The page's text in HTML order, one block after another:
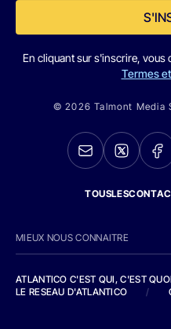
En cliquant sur s'inscrire, vous
Termes
© 2026 Talmont Media
MIEUX NOUS CONNAITRE
ATLANTICO C'EST QUI, C'EST
LE RESEAU D'ATLANTICO
/